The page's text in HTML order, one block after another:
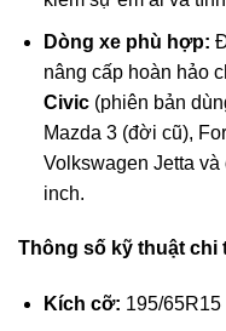
Dòng xe phù hợp:
nâng cấp hoàn hảo
Civic(phiên bản
Mazda 3 (đời cũ),
Volkswagen Jetta
inch.
Thông số kỹ thuật chi
Kích cỡ: 195/65R15